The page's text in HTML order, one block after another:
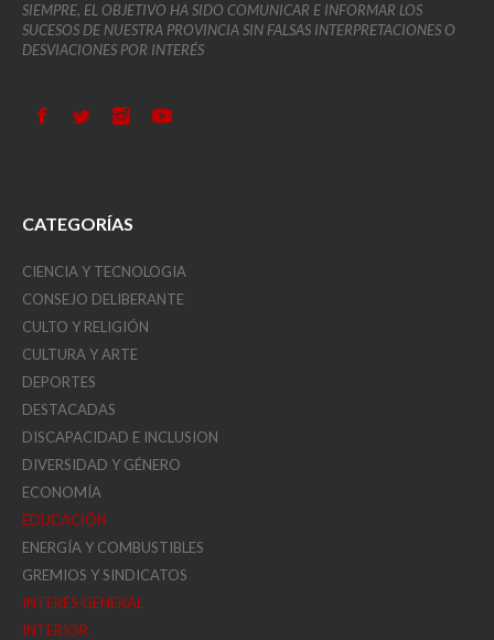
SIEMPRE, EL OBJETIVO HA SIDO COMUNICAR E INFORMAR LOS
SUCESOS DE NUESTRA PROVINCIA SIN FALSAS INTERPRETACIONES O
DESVIACIONES POR INTERÉS
CATEGORÍAS
CIENCIA Y TECNOLOGIA
CONSEJO DELIBERANTE
CULTO Y RELIGIÓN
CULTURA Y ARTE
DEPORTES
DESTACADAS
DISCAPACIDAD E INCLUSION
DIVERSIDAD Y GÉNERO
ECONOMÍA
EDUCACIÓN
ENERGÍA Y COMBUSTIBLES
GREMIOS Y SINDICATOS
INTERÉS GENERAL
INTERIOR